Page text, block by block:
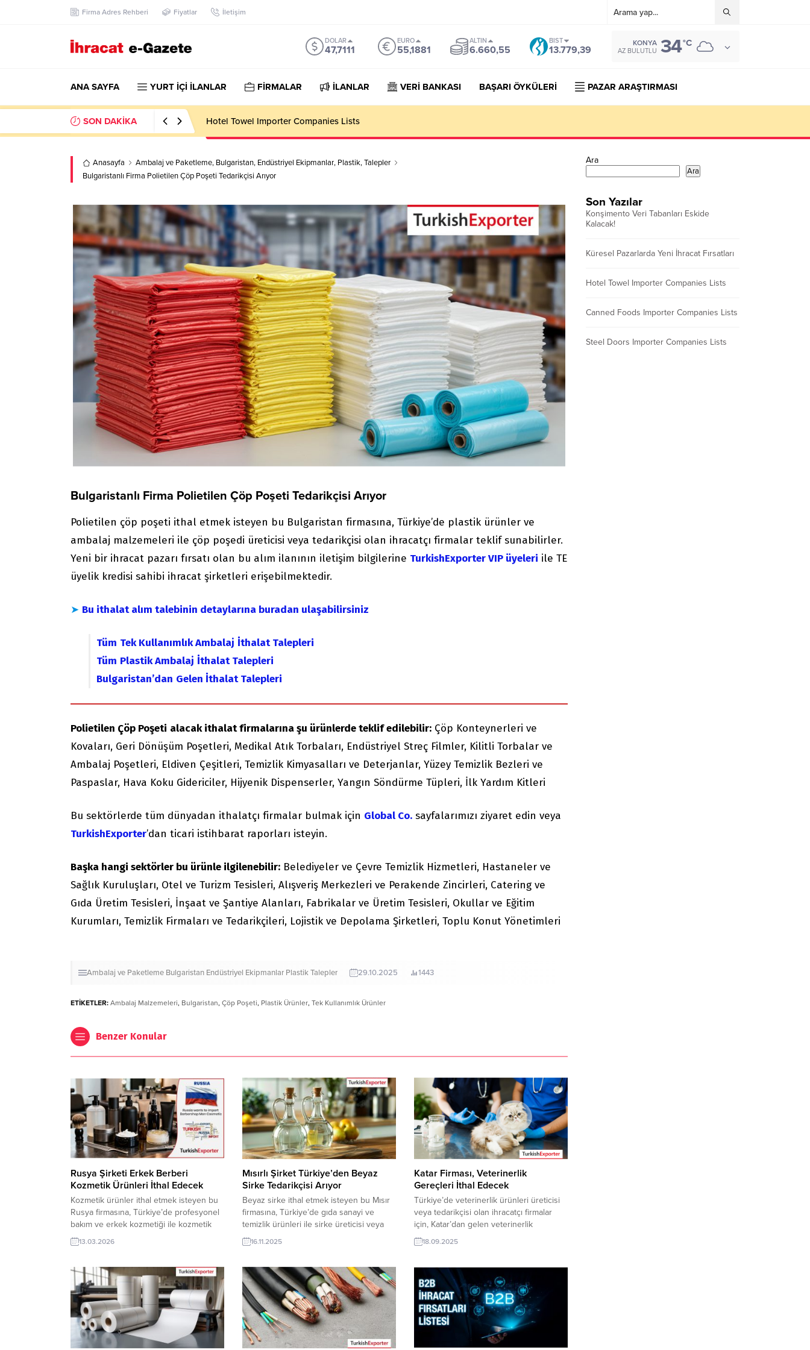
Firma Adres Rehberi Fiyatlar İletişim
DOLAR
47,7111
EURO
55,1881
ALTIN
6.660,55
BIST
13.779,39
KONYA
AZ BULUTLU 34°C
ANA SAYFA YURT İÇİ İLANLAR FİRMALAR İLANLAR VERİ BANKASI BAŞARI ÖYKÜLERİ PAZAR ARAŞTIRMASI
SON DAKİKA Hotel Towel Importer Companies Lists
Anasayfa Ambalaj ve Paketleme, Bulgaristan, Endüstriyel Ekipmanlar, Plastik,Talepler
Bulgaristanlı Firma Polietilen Çöp Poşeti Tedarikçisi Arıyor
Bulgaristanlı Firma Polietilen Çöp Poşeti Tedarikçisi Arıyor
Polietilen çöp poşeti ithal etmek isteyen bu Bulgaristan firmasına, Türkiye’de plastik ürünler ve
ambalaj malzemeleri ile çöp poşedi üreticisi veya tedarikçisi olan ihracatçı firmalar teklif sunabilirler.
Yeni bir ihracat pazarı fırsatı olan bu alım ilanının iletişim bilgilerine TurkishExporter VIP üyeleri ile TE
üyelik kredisi sahibi ihracat şirketleri erişebilmektedir.
➤ Bu ithalat alım talebinin detaylarına buradan ulaşabilirsiniz
Tüm Tek Kullanımlık Ambalaj İthalat Talepleri
Tüm Plastik Ambalaj İthalat Talepleri
Bulgaristan’dan Gelen İthalat Talepleri
Polietilen Çöp Poşeti alacak ithalat firmalarına şu ürünlerde teklif edilebilir: Çöp Konteynerleri ve
Kovaları, Geri Dönüşüm Poşetleri, Medikal Atık Torbaları, Endüstriyel Streç Filmler, Kilitli Torbalar ve
Ambalaj Poşetleri, Eldiven Çeşitleri, Temizlik Kimyasalları ve Deterjanlar, Yüzey Temizlik Bezleri ve
Paspaslar, Hava Koku Gidericiler, Hijyenik Dispenserler, Yangın Söndürme Tüpleri, İlk Yardım Kitleri
Bu sektörlerde tüm dünyadan ithalatçı firmalar bulmak için Global Co. sayfalarımızı ziyaret edin veya
TurkishExporter’dan ticari istihbarat raporları isteyin.
Başka hangi sektörler bu ürünle ilgilenebilir: Belediyeler ve Çevre Temizlik Hizmetleri, Hastaneler ve
Sağlık Kuruluşları, Otel ve Turizm Tesisleri, Alışveriş Merkezleri ve Perakende Zincirleri, Catering ve
Gıda Üretim Tesisleri, İnşaat ve Şantiye Alanları, Fabrikalar ve Üretim Tesisleri, Okullar ve Eğitim
Kurumları, Temizlik Firmaları ve Tedarikçileri, Lojistik ve Depolama Şirketleri, Toplu Konut Yönetimleri
Ambalaj ve Paketleme Bulgaristan Endüstriyel Ekipmanlar PlastikTalepler 29.10.2025 1443
ETİKETLER: Ambalaj Malzemeleri, Bulgaristan, Çöp Poşeti, Plastik Ürünler, Tek Kullanımlık Ürünler
Benzer Konular
Rusya Şirketi Erkek Berberi
Kozmetik Ürünleri İthal Edecek
Kozmetik ürünler ithal etmek isteyen bu
Rusya firmasına, Türkiye’de profesyonel
bakım ve erkek kozmetiği ile kozmetik
ürünler üreticisi veya tedarikçisi olan
ihracatçı firmalar teklif sunabilirler. Yeni
ilanının iletişim bilgilerine TurkishExporter
VIP üyeleri ile TE üyelik kredisi sahibi
ihracat şirketleri erişebilmektedir. ➤ Bu
ithalat...
13.03.2026
Mısırlı Şirket Türkiye’den Beyaz
Sirke Tedarikçisi Arıyor
Beyaz sirke ithal etmek isteyen bu Mısır
firmasına, Türkiye’de gıda sanayi ve
temizlik ürünleri ile sirke üreticisi veya
tedarikçisi olan ihracatçı firmalar teklif
sunabilirler. Yeni bir ihracat pazarı fırsatı
TurkishExporter VIP üyeleri ile TE üyelik
kredisi sahibi ihracat şirketleri
erişebilmektedir. ➤ Bu ithalat alım...
16.11.2025
Katar Firması, Veterinerlik
Gereçleri İthal Edecek
Türkiye’de veterinerlik ürünleri üreticisi
veya tedarikçisi olan ihracatçı firmalar
için, Katar’dan gelen veterinerlik
gereçleri ithalat talebi yeni bir ihracat
pazarı fırsatı sunuyor. Bu alım ilanının
TurkishExporter VIP üyeleri ile TE kredi
sahibi üyelerimiz erişebilmektedir. ➤
Talebin detaylarına buradan
ulaşabilirsiniz. Tüm Veterinerlik
Ürünleri İthalat TalepleriKatar’dan Gelen
İthalat Talepleri Veterinerlik...
18.09.2025
Ara
Ara
Son Yazılar
Konşimento Veri Tabanları Eskide
Kalacak!
Küresel Pazarlarda Yeni İhracat Fırsatları
Hotel Towel Importer Companies Lists
Canned Foods Importer Companies Lists
Steel Doors Importer Companies Lists